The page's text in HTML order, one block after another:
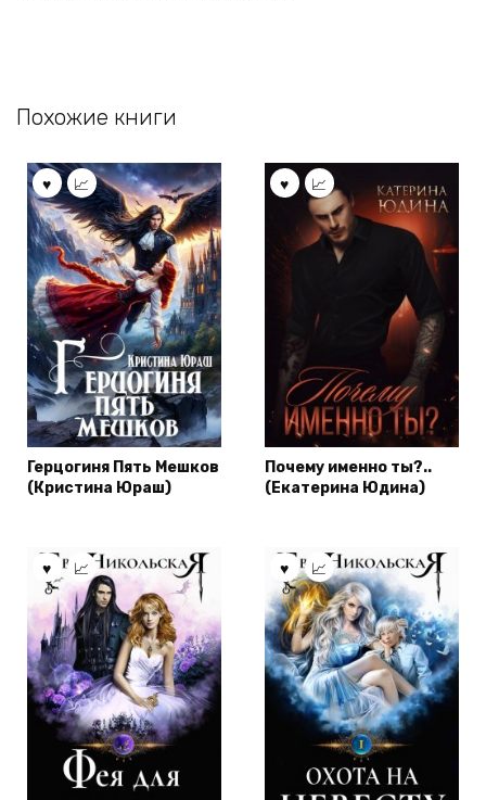
Похожие книги
Герцогиня Пять Мешков
(Кристина Юраш)
Почему именно ты?..
(Екатерина Юдина)